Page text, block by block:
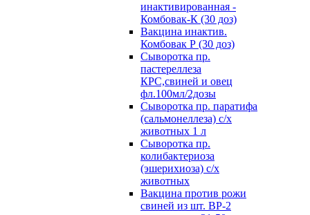
инактивированная -
Комбовак-К (30 доз)
Вакцина инактив.
Комбовак Р (30 доз)
Сыворотка пр.
пастереллеза
КРС,свиней и овец
фл.100мл/2дозы
Сыворотка пр. паратифа
(сальмонеллеза) с/х
животных 1 л
Сыворотка пр.
колибактериоза
(эшерихиоза) с/х
животных
Вакцина против рожи
свиней из шт. ВР-2